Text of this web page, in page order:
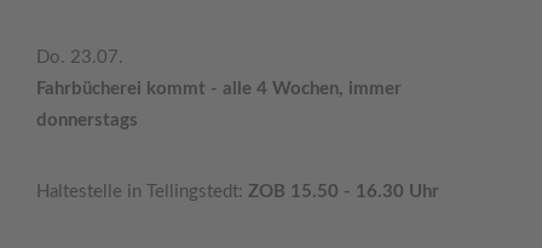
Do. 23.07.
Fahrbücherei kommt - alle 4 Wochen, immer
donnerstags
Haltestelle in Tellingstedt: ZOB 15.50 - 16.30 Uhr